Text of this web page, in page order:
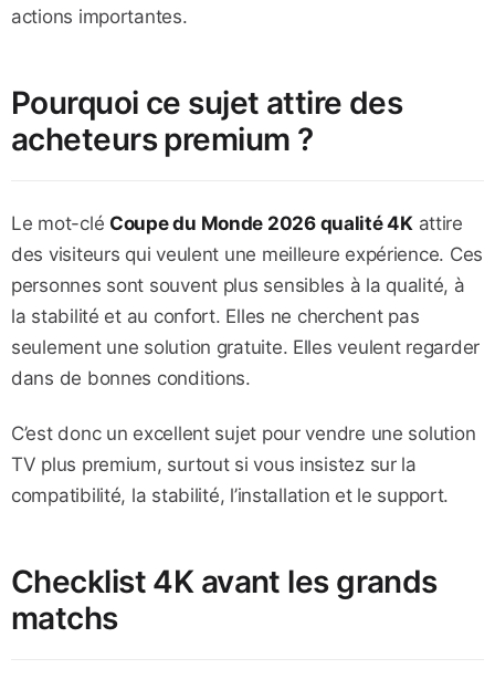
actions importantes.
Pourquoi ce sujet attire des
acheteurs premium ?
Le mot-clé Coupe du Monde 2026 qualité 4K attire
des visiteurs qui veulent une meilleure expérience. Ces
personnes sont souvent plus sensibles à la qualité, à
la stabilité et au confort. Elles ne cherchent pas
seulement une solution gratuite. Elles veulent regarder
dans de bonnes conditions.
C’est donc un excellent sujet pour vendre une solution
TV plus premium, surtout si vous insistez sur la
compatibilité, la stabilité, l’installation et le support.
Checklist 4K avant les grands
matchs